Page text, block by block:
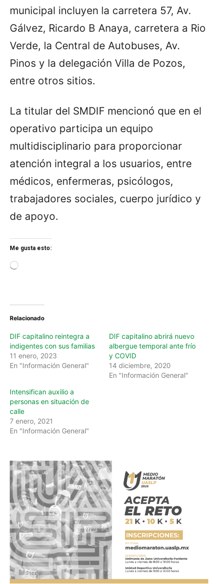
municipal incluyen la carretera 57, Av.
Gálvez, Ricardo B Anaya, carretera a Rio
Verde, la Central de Autobuses, Av.
Pinos y la delegación Villa de Pozos,
entre otros sitios.
La titular del SMDIF mencionó que en el
operativo participa un equipo
multidisciplinario para proporcionar
atención integral a los usuarios, entre
médicos, enfermeras, psicólogos,
trabajadores sociales, cuerpo jurídico y
de apoyo.
Me gusta esto:
g
Relacionado
DIF capitalino reintegra a
indigentes con sus familias
11 enero, 2023
En "Información General"
DIF capitalino abrirá nuevo
albergue temporal ante frío
y COVID
14 diciembre, 2020
En "Información General"
Intensifican auxilio a
personas en situación de
calle
7 enero, 2021
En "Información General"